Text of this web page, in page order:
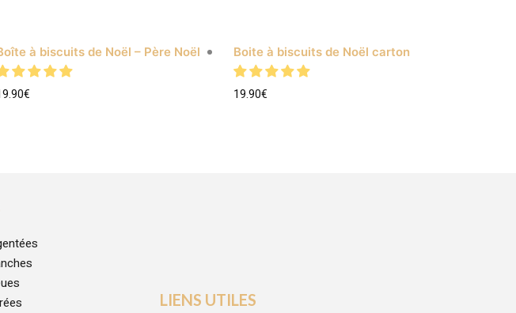
à biscuits de Noël – Père Noël
€
Boite à biscuits de Noël carton
19.90€
LIENS UTILES